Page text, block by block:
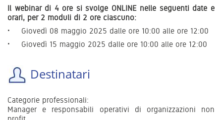
Il webinar di 4 ore si svolge ONLINE nelle seguenti date e
orari, per 2 moduli di 2 ore ciascuno:
Giovedì 08 maggio 2025 dalle ore 10:00 alle ore 12:00
Giovedì 15 maggio 2025 dalle ore 10:00 alle ore 12:00
Destinatari
Categorie professionali:
Manager e responsabili operativi di organizzazioni non